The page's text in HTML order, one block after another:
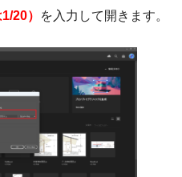
20） を入力して開きます。